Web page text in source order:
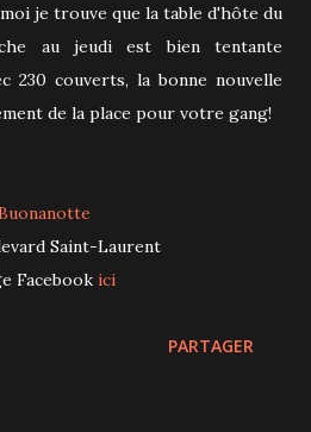
je trouve que la table d'hôte du
au jeudi est bien tentante
230 couverts, la bonne nouvelle
de la place pour votre gang!
Buonanotte
Saint-Laurent
Facebook ici
PARTAGER